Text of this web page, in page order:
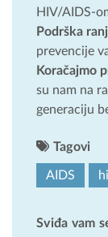
HIV/AIDS-
Podrška
prevencije
Koračajmo
su nam na
generaciju
Tagovi
AIDS
Sviđa vam